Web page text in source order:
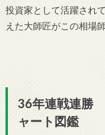
投資家として活躍され
えた大師匠がこの相場
36年連戦連勝
ャート図鑑